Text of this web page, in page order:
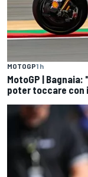
MOTOGP1 h
MotoGP |
poter toccare con